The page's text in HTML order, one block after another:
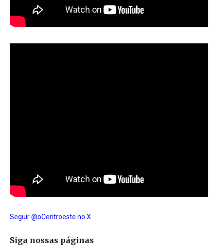
Seguir @oCentroeste no X
Siga nossas páginas